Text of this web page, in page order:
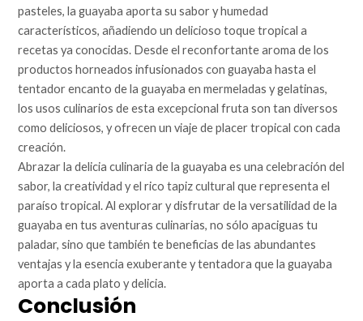
pasteles, la guayaba aporta su sabor y humedad
característicos, añadiendo un delicioso toque tropical a
recetas ya conocidas. Desde el reconfortante aroma de los
productos horneados infusionados con guayaba hasta el
tentador encanto de la guayaba en mermeladas y gelatinas,
los usos culinarios de esta excepcional fruta son tan diversos
como deliciosos, y ofrecen un viaje de placer tropical con cada
creación.
Abrazar la delicia culinaria de la guayaba es una celebración del
sabor, la creatividad y el rico tapiz cultural que representa el
paraíso tropical. Al explorar y disfrutar de la versatilidad de la
guayaba en tus aventuras culinarias, no sólo apaciguas tu
paladar, sino que también te beneficias de las abundantes
ventajas y la esencia exuberante y tentadora que la guayaba
aporta a cada plato y delicia.
Conclusión